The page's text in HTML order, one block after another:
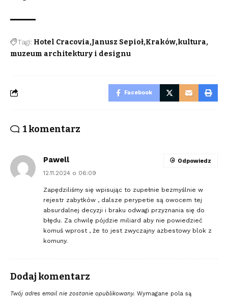
Tagi: Hotel Cracovia Janusz Sepioł Kraków kultura
muzeum architektury i designu
Facebook
1 komentarz
Pawell
12.11.2024 o 06:09
Zapędziliśmy się wpisując to zupełnie bezmyślnie w
rejestr zabytków , dalsze perypetie są owocem tej
absurdalnej decyzji i braku odwagi przyznania się do
błędu. Za chwilę pójdzie miliard aby nie powiedzieć
komuś wprost , że to jest zwyczajny azbestowy blok z
komuny.
Odpowiedz
Dodaj komentarz
Twój adres email nie zostanie opublikowany. Wymagane pola są